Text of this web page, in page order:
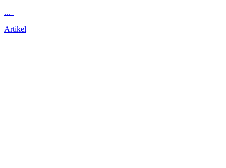
...
Artikel